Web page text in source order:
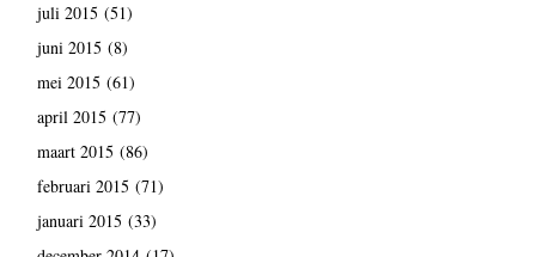
juli 2015 (51)
juni 2015 (8)
mei 2015 (61)
april 2015 (77)
maart 2015 (86)
februari 2015 (71)
januari 2015 (33)